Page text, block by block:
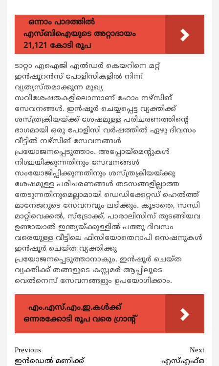
ഒന്നാം പാദത്തിൽ
എസ്ബിഐയുടെ അറ്റാദായം
21,121 കോടി രൂപ
ടാറ്റാ എഐജി എല്‍ഡര്‍ കെയറിനെ മറ്റ്
ഇന്‍ഷൂറന്‍സ് പോളിസികളില്‍ നിന്ന്
വ്യത്യസ്തമാക്കുന്ന മുഖ്യ
സവിശേഷതകളിലൊന്നാണ് ഹോം നഴ്സിങ്
സേവനങ്ങള്‍. ഇന്‍ഷൂര്‍ ചെയ്യപ്പെട്ട വ്യക്തിക്ക്
ശസ്ത്രക്രിയയ്ക്ക് ശേഷമുള്ള പരിചരണത്തിന്‍റെ
ഭാഗമായി ഒരു പോളിസി വര്‍ഷത്തില്‍ ഏഴു ദിവസം
വീട്ടില്‍ നഴ്സിങ് സേവനങ്ങള്‍
പ്രയോജനപ്പെടുത്താം. അപ്പോയ്മെന്‍റുകള്‍
നിശ്ചയിക്കുന്നതിനും സേവനങ്ങള്‍
സംയോജിപ്പിക്കുന്നതിനും ശസ്ത്രക്രിയയ്ക്കു
ശേഷമുള്ള പരിചരണങ്ങള്‍ തടസങ്ങളില്ലാത്ത
തേടുന്നതിനുമെല്ലാമായി ഡെഡിക്കേറ്റഡ് ഹെല്‍ത്ത്
മാനേജറുടെ സേവനവും ലഭിക്കും. കൂടാതെ, സന്ധി
മാറ്റിവെക്കല്‍, സ്ട്രോക്ക്, പാരാലിസിസ് തുടങ്ങിയവ
ഉണ്ടായാല്‍ ഇന്ത്യയ്ക്കുള്ളില്‍ പത്തു ദിവസം
വരെയുള്ള വീട്ടിലെ ഫിസിയോതെറാപി സെഷനുകള്‍
ഇന്‍ഷൂര്‍ ചെയ്ത വ്യക്തിക്കു
പ്രയോജനപ്പെടുത്താനാകും. ഇന്‍ഷൂര്‍ ചെയ്ത
വ്യക്തിക്ക് തങ്ങളുടെ കസ്റ്റമര്‍ ആപ്പിലൂടെ
വെല്‍നെസ് സേവനങ്ങളും ഉപയോഗിക്കാം.
എം.എസ്.എം.ഇ.കൾക്ക്
ഒന്നരക്കോടി രൂപ വരെ ഗ്രാന്റ്
Continue
Previous
ഇന്‍ഡെല്‍ മണിക്ക്
Next
എസ്എഫ്ഒ